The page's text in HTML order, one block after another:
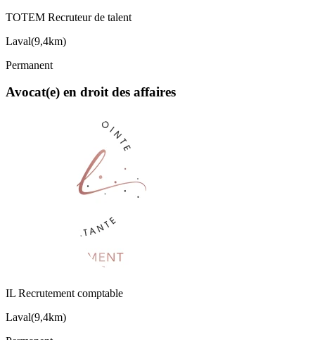
TOTEM Recruteur de talent
Laval(9,4km)
Permanent
Avocat(e) en droit des affaires
IL Recrutement comptable
Laval(9,4km)